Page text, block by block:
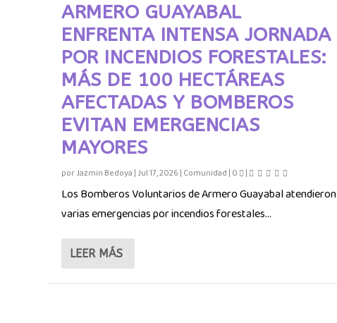
ARMERO GUAYABAL
ENFRENTA INTENSA JORNADA
POR INCENDIOS FORESTALES:
MÁS DE 100 HECTÁREAS
AFECTADAS Y BOMBEROS
EVITAN EMERGENCIAS
MAYORES
porJazmin Bedoya | Jul 17, 2026 | Comunidad | 0 |
Los Bomberos Voluntarios de Armero Guayabal atendieron
varias emergencias por incendios forestales...
LEER MÁS